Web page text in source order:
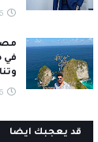
في
قد يعجبك ايضا